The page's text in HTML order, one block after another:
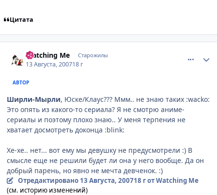
Цитата
Watching Me Старожилы
13 Августа, 200718 г
АВТОР
Ширли-Мырли, Юске/Клаус??? Ммм.. не знаю таких :wacko:
Это опять из какого-то сериала? Я не смотрю аниме-
сериалы и поэтому плохо знаю.. У меня терпения не
хватает досмотреть доконца :blink:
Хе-хе.. нет... вот ему мы девушку не предусмотрели :) В
смысле еще не решили будет ли она у него вообще. Да он
добрый парень, но явно не мечта девченок. :)
Отредактировано 13 Августа, 200718 гот Watching Me
(см. историю изменений)